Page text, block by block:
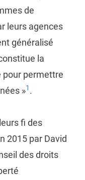
de
leurs agences
généralisé
la
pour permettre
»1 .
fi des
2015 par David
des droits